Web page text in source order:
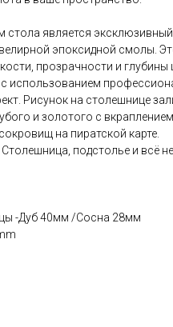
является
эпоксидной смолы.
прозрачности и
использованием
Рисунок на столешнице
и золотого с
на пиратской карте.
подстолье и всё
-Дуб 40мм /Сосна 28мм